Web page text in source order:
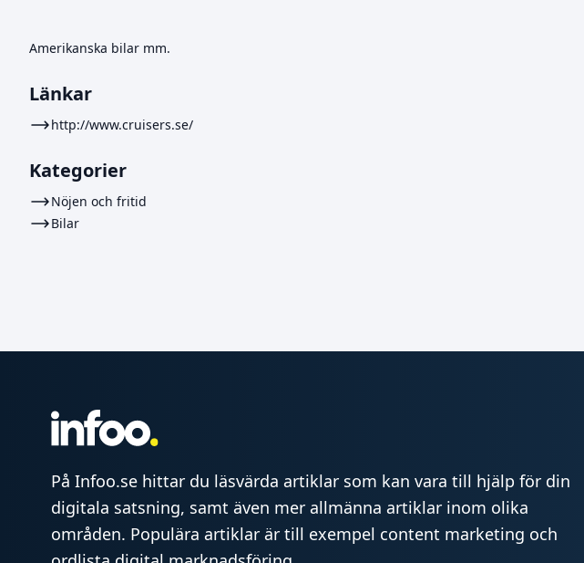
Amerikanska bilar mm.
Länkar
http://www.cruisers.se/
Kategorier
Nöjen och fritid
Bilar
På Infoo.se hittar du läsvärda artiklar som kan vara till hjälp för din
digitala satsning, samt även mer allmänna artiklar inom olika
områden. Populära artiklar är till exempel content marketing och